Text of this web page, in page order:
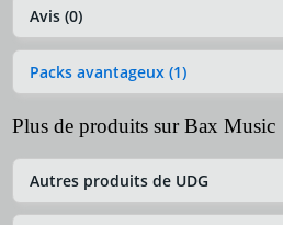
Avis (0)
Packs avantageux (1)
Plus de produits sur Bax Music
Autres produits de UDG